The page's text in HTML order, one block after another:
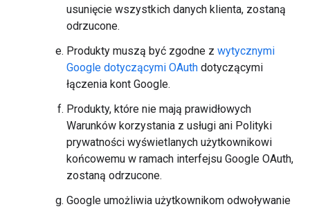
usunięcie wszystkich danych klienta, zostaną
odrzucone.
Produkty muszą być zgodne z wytycznymi
Google dotyczącymi OAuth dotyczącymi
łączenia kont Google.
Produkty, które nie mają prawidłowych
Warunków korzystania z usługi ani Polityki
prywatności wyświetlanych użytkownikowi
końcowemu w ramach interfejsu Google OAuth,
zostaną odrzucone.
Google umożliwia użytkownikom odwoływanie